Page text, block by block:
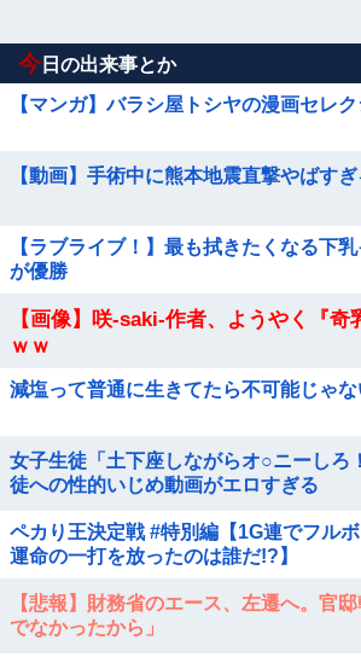
今 日の出来事とか
【マンガ】バラシ屋トシヤの漫画セレ
【動画】手術中に熊本地震直撃やばすぎ
【ラブライブ！】最も拭きたくなる下
が優勝
【画像】咲-saki-作者、ようやく『奇
ｗｗ
減塩って普通に生きてたら不可能じゃ
女子生徒「土下座しながらオ○ニーし
徒への性的いじめ動画がエロすぎる
ペカり王決定戦 #特別編【1G連でフル
運命の一打を放ったのは誰だ!?】
【悲報】財務省のエース、左遷へ。官
でなかったから」